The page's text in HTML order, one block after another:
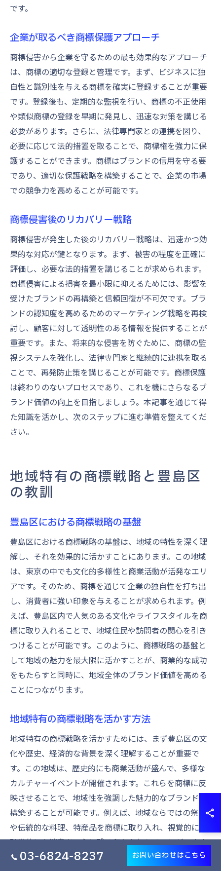
です。
企業が取るべき商標保護アプローチ
商標侵害から企業を守るための最も効果的なアプローチ
は、商標の適切な登録と管理です。まず、ビジネスに独
自性と識別性を与える商標を確実に登録することが重要
です。登録後も、定期的な監視を行い、商標の不正使用
や類似商標の登録を早期に発見し、迅速な対策を講じる
必要があります。さらに、法律専門家との連携を図り、
必要に応じて法的措置を取ることで、商標権を強力に保
護することができます。商標はブランドの信用を守る要
であり、適切な保護戦略を構築することで、企業の市場
での競争力を高めることが可能です。
商標侵害後のリカバリー戦略
商標侵害が発生した後のリカバリー戦略は、迅速かつ効
果的な対応が鍵となります。まず、被害の程度を正確に
評価し、必要な法的措置を講じることが求められます。
商標侵害による損害を最小限に抑えるためには、影響を
受けたブランドの再構築と信頼回復が不可欠です。ブラ
ンドの認知度を高めるためのマーケティング戦略を再検
討し、顧客に対して透明性のある情報を提供することが
重要です。また、将来的な侵害を防ぐために、商標の監
視システムを強化し、法律専門家と継続的に連携を取る
ことで、再発防止策を講じることが可能です。商標保護
は終わりのないプロセスであり、これを機にさらなるブ
ランド価値の向上を目指しましょう。本記事を通じて得
た知識を活かし、次のステップに進む準備を整えてくだ
さい。
地域特有の商標戦略と豊島区
の教訓
豊島区における商標戦略の基盤
豊島区における商標戦略の基盤は、地域の特性を深く理
解し、それを効果的に活かすことにあります。この地域
は、東京の中でも文化的多様性と商業活動が活発なエリ
アです。そのため、商標を通じて企業の独自性を打ち出
し、消費者に強い印象を与えることが求められます。例
えば、豊島区内で人気のある文化やライフスタイルを商
標に取り入れることで、地域住民や訪問者の関心を引き
つけることが可能です。このように、商標戦略の基盤と
して地域の魅力を最大限に活かすことが、商業的な成功
をもたらすと同時に、地域全体のブランド価値を高める
ことにつながります。
地域特有の商標戦略を活かす方法
地域特有の商標戦略を活かすためには、まず豊島区の文
化や歴史、経済的な背景を深く理解することが重要で
す。この地域は、歴史的にも商業活動が盛んで、多様な
カルチャーイベントが開催されます。これらを商標に反
映させることで、地域性を強調した魅力的なブランドを
構築することが可能です。例えば、地域ならではの祭り
や伝統的な料理、特産品を商標に取り入れ、視覚的にも
聴覚的にも消費者の心に残る印象を与えることができま
す。また、地域企業や団体とのコラボレーションを通じ
03-6824-8237 お問い合わせはこちら